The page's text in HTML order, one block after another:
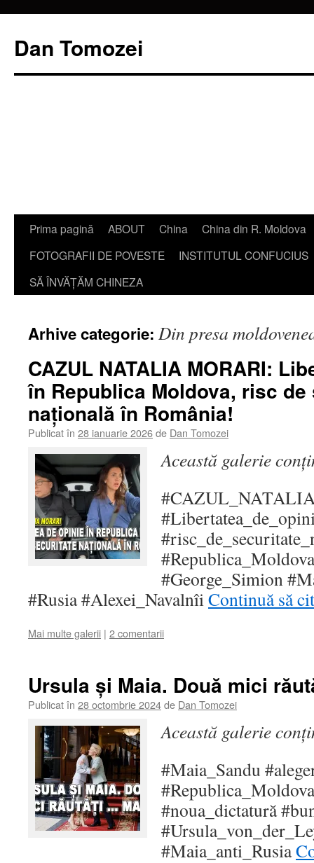
Dan Tomozei
Sari
conținut
Prima pagină ABOUT China
China din R. Moldova
FOTOGRAFII DE POVESTE
INSTITUTUL CONFUCIUS
SĂ ÎNVĂŢĂM CHINEZA
Arhive categorie: Din presa
CAZUL NATALIA MORARI:
în Republica Moldova, risc
națională în România!
Publicat în 28 ianuarie 2026de Dan Tomozei
Această galerie
#George_Simion
#Rusia #Alexei_NavalnîiContinuă să
Mai multe galerii | 2 comentarii
Ursula și Maia. Două mici
Publicat în 28 octombrie 2024de Dan Tomozei
Această galerie
#Maia_Sandu
#noua_dictatură
#Maia_anti_Rusia